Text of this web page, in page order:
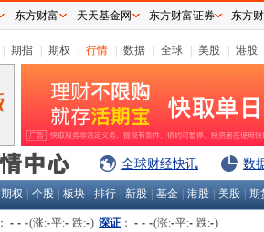
期指 期权 行情 数据 全球 美股 港股
全球财经快讯 数
期权 个股 板块 排行 新股 基金 港股 美股 期
： - - -(涨:-平:- 跌:-) 深证 ： - - -(涨:-平:- 跌:-)
东方财富 天天基金网 东方财富证券 东方